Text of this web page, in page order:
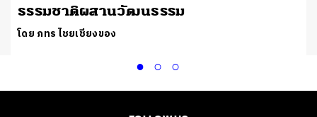
ธรรมชาติผสานวัฒนธรรม
โดย ภทร ไชยเชียงของ